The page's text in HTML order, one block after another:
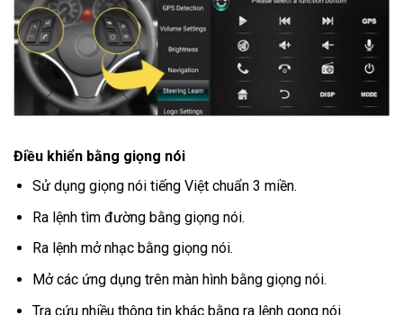
Điều khiển bằng giọng nói
Sử dụng giọng nói tiếng Việt chuẩn 3 miền.
Ra lệnh tìm đường bằng giọng nói.
Ra lệnh mở nhạc bằng giọng nói.
Mở các ứng dụng trên màn hình bằng giọng nói.
Tra cứu nhiều thông tin khác bằng ra lệnh gọng nói.